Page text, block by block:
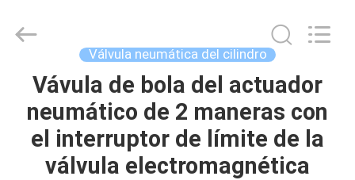
CASA
PRODUCTOS
Hardware
Reserved.
Válvula neumática del cilindro
Vávula de bola del actuador
neumático de 2 maneras con
el interruptor de límite de la
válvula electromagnética